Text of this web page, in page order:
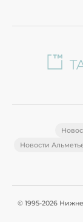
Новости
© 1995-2026